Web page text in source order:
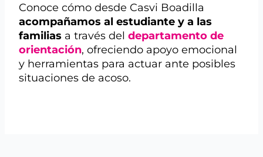
Conoce cómo desde Casvi Boadilla
acompañamos al estudiante y a las
familias a través deldepartamento de
orientación, ofreciendo apoyo emocional
y herramientas para actuar ante posibles
situaciones de acoso.